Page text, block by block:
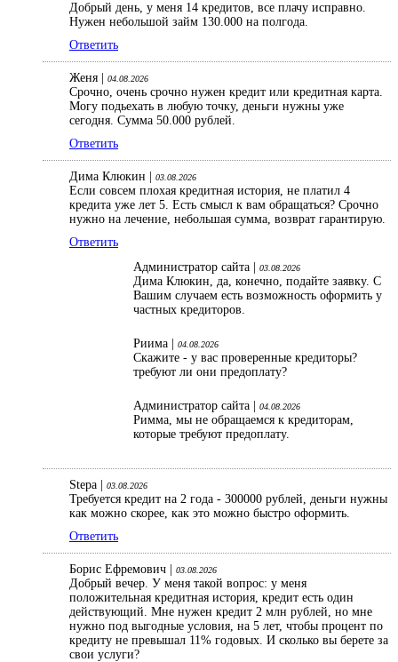
Добрый день, у меня 14 кредитов, все плачу исправно.
Нужен небольшой займ 130.000 на полгода.
Ответить
Женя | 04.08.2026
Срочно, очень срочно нужен кредит или кредитная карта.
Могу подьехать в любую точку, деньги нужны уже
сегодня. Сумма 50.000 рублей.
Ответить
Дима Клюкин | 03.08.2026
Если совсем плохая кредитная история, не платил 4
кредита уже лет 5. Есть смысл к вам обращаться? Срочно
нужно на лечение, небольшая сумма, возврат гарантирую.
Ответить
Администратор сайта |
03.08.2026
Дима Клюкин, да, конечно, подайте заявку. С
Вашим случаем есть возможность оформить у
частных кредиторов.
Риима | 04.08.2026
Скажите - у вас проверенные кредиторы?
требуют ли они предоплату?
Администратор сайта | 04.08.2026
Римма, мы не обращаемся к кредиторам,
которые требуют предоплату.
Stepa | 03.08.2026
Требуется кредит на 2 года - 300000 рублей, деньги нужны
как можно скорее, как это можно быстро оформить.
Ответить
Борис Ефремович | 03.08.2026
Добрый вечер. У меня такой вопрос: у меня
положительная кредитная история, кредит есть один
действующий. Мне нужен кредит 2 млн рублей, но мне
нужно под выгодные условия, на 5 лет, чтобы процент по
кредиту не превышал 11% годовых. И сколько вы берете за
свои услуги?